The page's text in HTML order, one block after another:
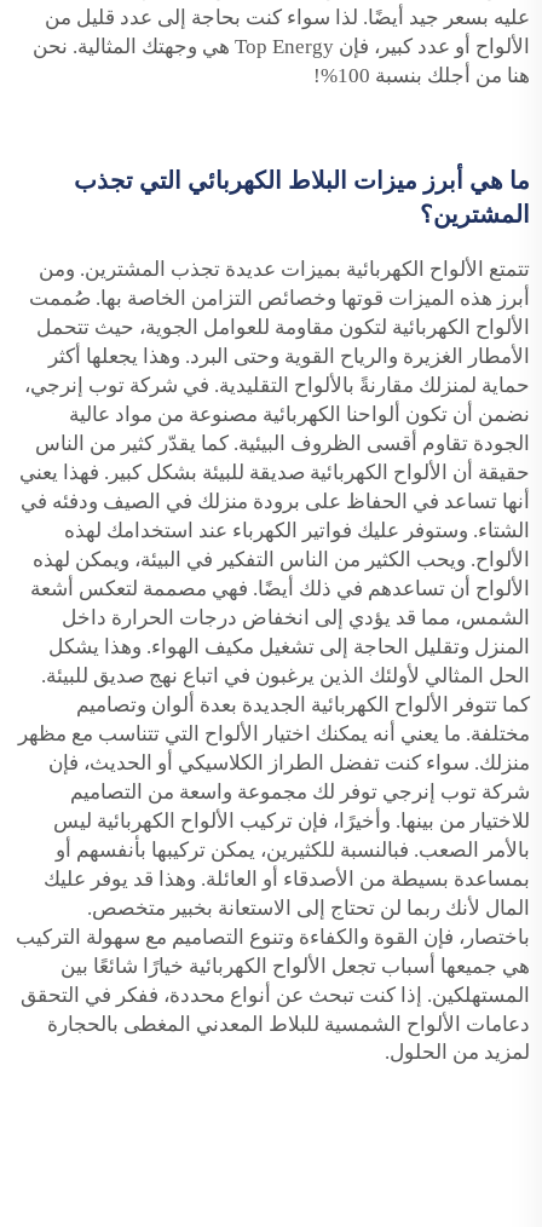
عليه بسعر جيد أيضًا. لذا سواء كنت بحاجة إلى عدد قليل من
الألواح أو عدد كبير، فإن Top Energy هي وجهتك المثالية. نحن
هنا من أجلك بنسبة 100%!
ما هي أبرز ميزات البلاط الكهربائي التي تجذب
المشترين؟
تتمتع الألواح الكهربائية بميزات عديدة تجذب المشترين. ومن
أبرز هذه الميزات قوتها وخصائص التزامن الخاصة بها. صُممت
الألواح الكهربائية لتكون مقاومة للعوامل الجوية، حيث تتحمل
الأمطار الغزيرة والرياح القوية وحتى البرد. وهذا يجعلها أكثر
حماية لمنزلك مقارنةً بالألواح التقليدية. في شركة توب إنرجي،
نضمن أن تكون ألواحنا الكهربائية مصنوعة من مواد عالية
الجودة تقاوم أقسى الظروف البيئية. كما يقدّر كثير من الناس
حقيقة أن الألواح الكهربائية صديقة للبيئة بشكل كبير. فهذا يعني
أنها تساعد في الحفاظ على برودة منزلك في الصيف ودفئه في
الشتاء. وستوفر عليك فواتير الكهرباء عند استخدامك لهذه
الألواح. ويحب الكثير من الناس التفكير في البيئة، ويمكن لهذه
الألواح أن تساعدهم في ذلك أيضًا. فهي مصممة لتعكس أشعة
الشمس، مما قد يؤدي إلى انخفاض درجات الحرارة داخل
المنزل وتقليل الحاجة إلى تشغيل مكيف الهواء. وهذا يشكل
الحل المثالي لأولئك الذين يرغبون في اتباع نهج صديق للبيئة.
كما تتوفر الألواح الكهربائية الجديدة بعدة ألوان وتصاميم
مختلفة. ما يعني أنه يمكنك اختيار الألواح التي تتناسب مع مظهر
منزلك. سواء كنت تفضل الطراز الكلاسيكي أو الحديث، فإن
شركة توب إنرجي توفر لك مجموعة واسعة من التصاميم
للاختيار من بينها. وأخيرًا، فإن تركيب الألواح الكهربائية ليس
بالأمر الصعب. فبالنسبة للكثيرين، يمكن تركيبها بأنفسهم أو
بمساعدة بسيطة من الأصدقاء أو العائلة. وهذا قد يوفر عليك
المال لأنك ربما لن تحتاج إلى الاستعانة بخبير متخصص.
باختصار، فإن القوة والكفاءة وتنوع التصاميم مع سهولة التركيب
هي جميعها أسباب تجعل الألواح الكهربائية خيارًا شائعًا بين
المستهلكين. إذا كنت تبحث عن أنواع محددة، ففكر في التحقق
دعامات الألواح الشمسية للبلاط المعدني المغطى بالحجارة
لمزيد من الحلول.